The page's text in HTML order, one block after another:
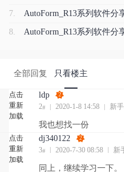
7. AutoForm_R13系列软件分
8. AutoForm_R13系列软件分
全部回复 只看楼主
点击
重新
加载
ldp 2
2# 2020-1-8 14:58 新
我也想找一份
点击
重新
加载
dj340122 2
3# 2020-7-30 08:58 新
同上，继续学习一下。